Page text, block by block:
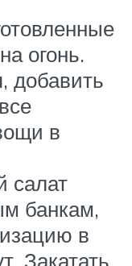
огонь.
добавить
в
салат
банкам,
в
Закатать